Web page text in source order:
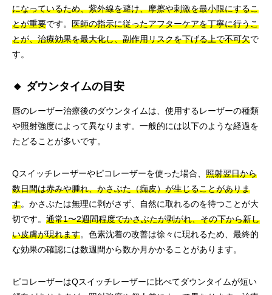
になっているため、紫外線を避け、摩擦や刺激を最小限にするこ
とが重要です。 医師の指示に従ったアフターケアを丁寧に行うこ
とが、治療効果を最大化し、副作用リスクを下げる上で不可欠で
す。
🔸 ダウンタイムの目安
唇のレーザー治療後のダウンタイムは、使用するレーザーの種類
や照射強度によって異なります。一般的には以下のような経過を
たどることが多いです。
Qスイッチレーザーやピコレーザーを使った場合、 照射翌日から
数日間は赤みや腫れ、かさぶた（痂皮）が生じることがありま
す。かさぶたは無理に剥がさず、自然に取れるのを待つことが大
切です。 通常1〜2週間程度でかさぶたが剥がれ、その下から新し
い皮膚が現れます。色素沈着の改善は徐々に現れるため、最終的
な効果の確認には数週間から数か月かかることがあります。
ピコレーザーはQスイッチレーザーに比べてダウンタイムが短い